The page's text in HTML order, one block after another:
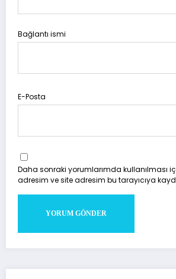
Bağlantı ismi
E-Posta
Daha sonraki yorumlarımda kullanılması
adresim ve site adresim bu tarayıcıya